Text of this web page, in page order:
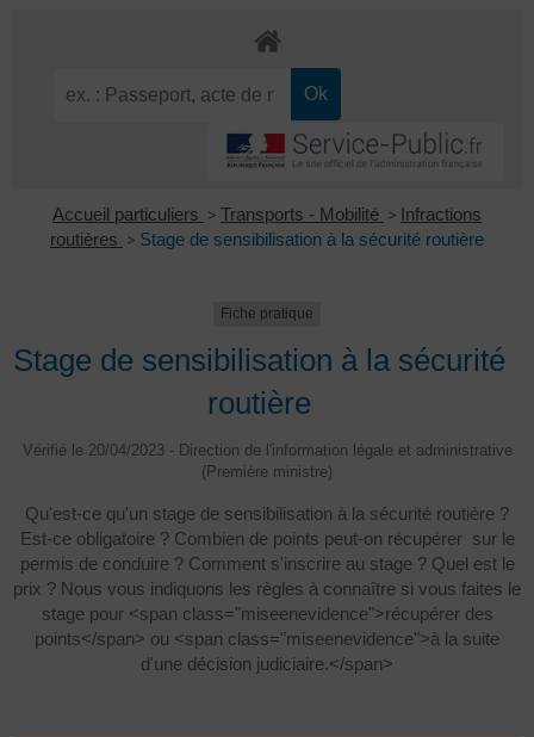
Accueil particuliers > Transports - Mobilité > Infractions
routières > Stage de sensibilisation à la sécurité routière
Fiche pratique
Stage de sensibilisation à la sécurité
routière
Vérifié le 20/04/2023 - Direction de l'information légale et administrative
(Première ministre)
Qu'est-ce qu'un stage de sensibilisation à la sécurité routière ?
Est-ce obligatoire ? Combien de points peut-on récupérer sur le
permis de conduire ? Comment s'inscrire au stage ? Quel est le
prix ? Nous vous indiquons les règles à connaître si vous faites le
stage pour <span class="miseenevidence">récupérer des
points</span> ou <span class="miseenevidence">à la suite
d'une décision judiciaire.</span>